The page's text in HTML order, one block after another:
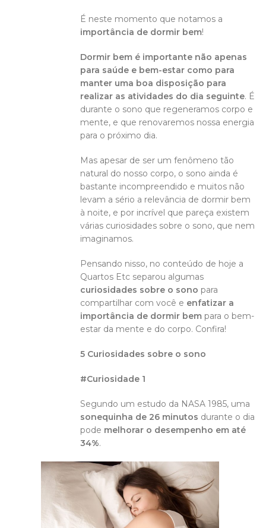
É neste momento que notamos a
importância de dormir bem!
Dormir bem é importante não apenas
para saúde e bem-estar como para
manter uma boa disposição para
realizar as atividades do dia seguinte. É
durante o sono que regeneramos corpo e
mente, e que renovaremos nossa energia
para o próximo dia.
Mas apesar de ser um fenômeno tão
natural do nosso corpo, o sono ainda é
bastante incompreendido e muitos não
levam a sério a relevância de dormir bem
à noite, e por incrível que pareça existem
várias curiosidades sobre o sono, que nem
imaginamos.
Pensando nisso, no conteúdo de hoje a
Quartos Etc separou algumas
curiosidades sobre o sono para
compartilhar com você e enfatizar a
importância de dormir bem para o bem-
estar da mente e do corpo. Confira!
5 Curiosidades sobre o sono
#Curiosidade 1
Segundo um estudo da NASA 1985, uma
sonequinha de 26 minutos durante o dia
pode melhorar o desempenho em até
34%.